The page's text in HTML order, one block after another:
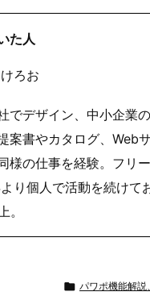
た人
ろお
でデザイン、中小企業
案書やカタログ、Web
様の仕事を経験。フリ
り個人で活動を続けて
。
 パワポ機能解